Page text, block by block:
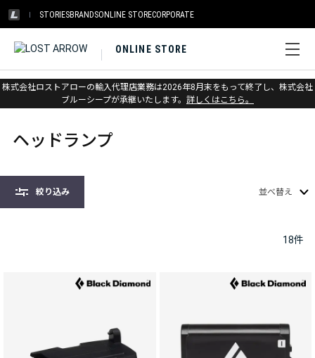
STORIESBRANDSONLINE STORECORPORATE
ONLINE STORE
株式会社ロストアローの輸入代理店業務は2026年8月末をもって終了し、株式会社
ブルーシープが承継いたします。 詳しくはこちら。
ホーム > ヘッドランプ&ランタン > ヘッドランプ
ヘッドランプ
絞り込み 並べ替え
18件